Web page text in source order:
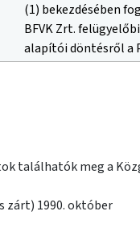
(1) bekezdésében
BFVK Zrt.
alapítói döntésről a
találhatók meg a
zárt) 1990. október